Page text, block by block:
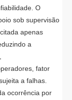
O
sob supervisão
apenas
a
fator
a falhas.
ocorrência por